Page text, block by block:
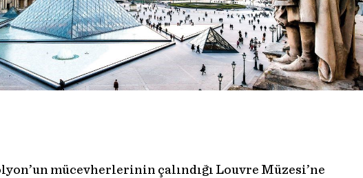
mücevherlerinin çalındığı Louvre Müzesi’ne